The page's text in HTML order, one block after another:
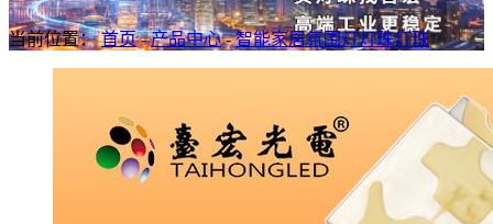
当前位置：首页-产品中心-智能家居氛围灯灯珠灯珠